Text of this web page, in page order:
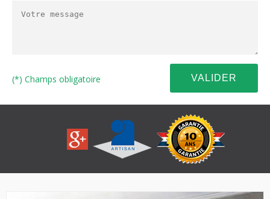
(*) Champs obligatoire